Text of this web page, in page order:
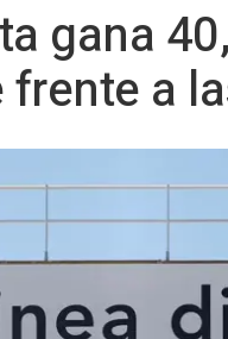
gana
a